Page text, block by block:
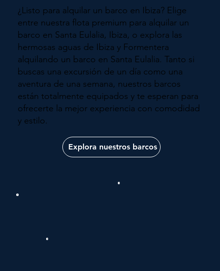
¿Listo para alquilar un barco en Ibiza? Elige
entre nuestra flota premium para alquilar un
barco en Santa Eulalia, Ibiza, o explora las
hermosas aguas de Ibiza y Formentera
alquilando un barco en Santa Eulalia. Tanto si
buscas una excursión de un día como una
aventura de una semana, nuestros barcos
están totalmente equipados y te esperan para
ofrecerte la mejor experiencia con comodidad
y estilo.
Explora nuestros barcos